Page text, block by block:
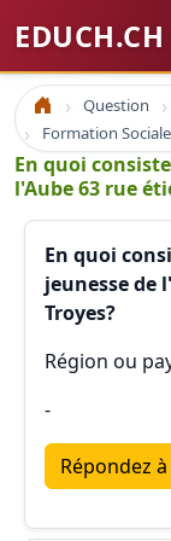
EDUCH.CH
Accueil Question
En quoi
l'Aube 63 rue
En quoi
jeunesse de
Troyes?
Région ou
-
Répondez